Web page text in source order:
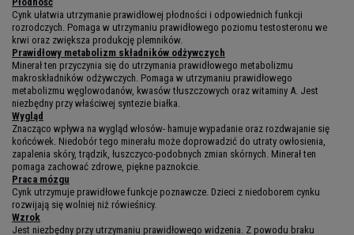
Cynk ułatwia utrzymanie prawidłowej płodności i odpowiednich funkcji
rozrodczych. Pomaga w utrzymaniu prawidłowego poziomu testosteronu we
krwi oraz zwiększa produkcję plemników.
Prawidłowy metabolizm składników odżywczych
Minerał ten przyczynia się do utrzymania prawidłowego metabolizmu
makroskładników odżywczych. Pomaga w utrzymaniu prawidłowego
metabolizmu węglowodanów, kwasów tłuszczowych oraz witaminy A. Jest
niezbędny przy właściwej syntezie białka.
Wygląd
Znacząco wpływa na wygląd włosów- hamuje wypadanie oraz rozdwajanie się
końcówek. Niedobór tego minerału może doprowadzić do utraty owłosienia,
zapalenia skóry, trądzik, łuszczyco-podobnych zmian skórnych. Minerał ten
pomaga zachować zdrowe, piękne paznokcie.
Praca mózgu
Cynk utrzymuje prawidłowe funkcje poznawcze. Dzieci z niedoborem cynku
rozwijają się wolniej niż rówieśnicy.
Wzrok
Jest niezbędny przy utrzymaniu prawidłowego widzenia. Z powodu braku